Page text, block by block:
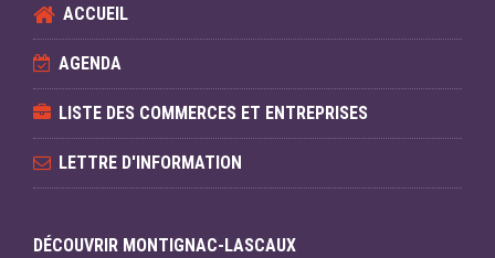
ACCUEIL
AGENDA
LISTE DES COMMERCES ET ENTREPRISES
LETTRE D'INFORMATION
DÉCOUVRIR MONTIGNAC-LASCAUX